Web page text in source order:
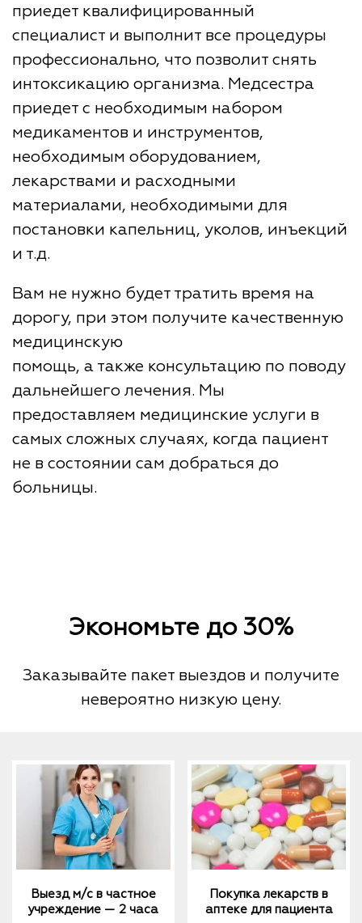
приедет квалифицированный
специалист и выполнит все процедуры
профессионально, что позволит снять
интоксикацию организма. Медсестра
приедет с необходимым набором
медикаментов и инструментов,
необходимым оборудованием,
лекарствами и расходными
материалами, необходимыми для
постановки капельниц, уколов, инъекций
и т.д.
Вам не нужно будет тратить время на
дорогу, при этом получите качественную
медицинскую
помощь, а также консультацию по поводу
дальнейшего лечения. Мы
предоставляем медицинские услуги в
самых сложных случаях, когда пациент
не в состоянии сам добраться до
больницы.
Экономьте до 30%
Заказывайте пакет выездов и получите
невероятно низкую цену.
Выезд м/с в частное
учреждение — 2 часа
Покупка лекарств в
аптеке для пациента